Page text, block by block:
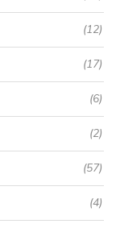
(12)
(17)
(6)
(2)
(57)
(4)